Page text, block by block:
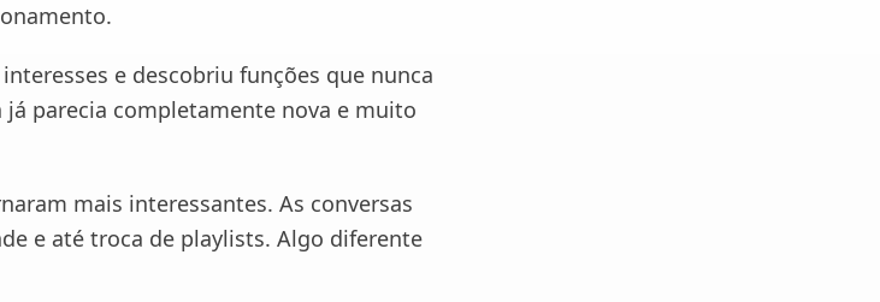
e descobriu funções que nunca
já parecia completamente nova e muito
mais interessantes. As conversas
e até troca de playlists. Algo diferente